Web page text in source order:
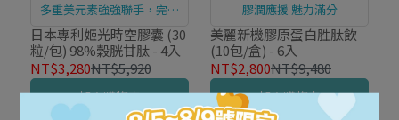
多重美元素強強聯手，完美
再進化
日本專利姬光時空膠囊 (30
粒/包) 98%穀胱甘肽 - 4入
NT$3,280NT$5,920
加入購物車
膠潤應援 魅力滿分
美麗新機膠原蛋白胜肽飲
(10包/盒) - 6入
NT$2,800NT$9,480
加入購物車